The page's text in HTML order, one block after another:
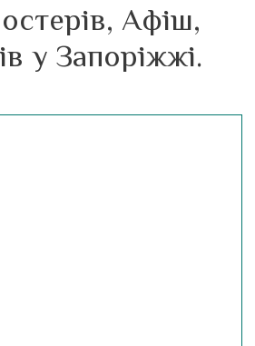
Афіш,
у Запоріжжі.